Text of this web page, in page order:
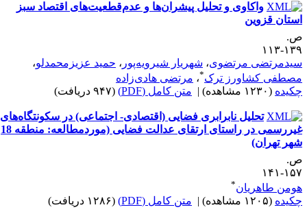
واکاوی و تحلیل پیشران‌ها و عدم‌قطعیت‌های اقتصاد سبز
قزوین
۱۱۳
مرتضوی،شهریار شیرویه‌پور، حمید عزیزمحمدلو،
کشاورز ترک* ،مرتضی هادی‌زاده
(۱۲۳۰ مشاهده) | متن کامل (PDF) (۹۴۷ دریافت)
تحلیل نابرابری فضایی (اقتصادی- اجتماعی) در سکونتگاه‌های
غیررسمی در راستای ارتقای عدالت فضایی (موردمطالعه: منطقه 18
تهران)
۱۴۱
طاهریان *
(۱۲۰۵ مشاهده) | متن کامل (PDF) (۱۲۸۶ دریافت)